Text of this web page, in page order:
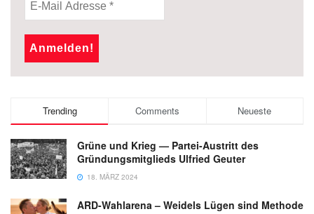
Trending Comments Neueste
Grüne und Krieg — Partei-Austritt des
Gründungsmitglieds Ulfried Geuter
18. MÄRZ 2024
ARD-Wahlarena – Weidels Lügen sind Methode